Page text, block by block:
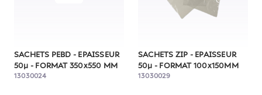
SACHETS PEBD - EPAISSEUR
50µ - FORMAT 350x550 MM
13030024
SACHETS ZIP - EPAISSEUR
50µ - FORMAT 100x150MM
13030029